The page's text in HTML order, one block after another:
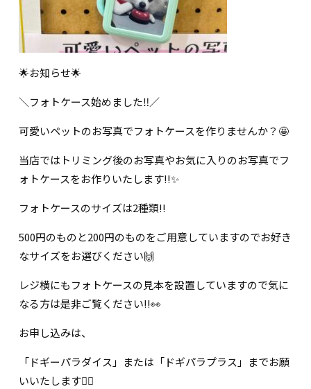
🌟お知らせ🌟
＼フォトケース始めました‼️／
可愛いペットのお写真でフォトケースを作りませんか？🤩
当店ではトリミング後のお写真やお気に入りのお写真でフ
ォトケースをお作りいたします!!✨
フォトケースのサイズは2種類!!
500円のものと200円のものをご用意していますのでお好き
なサイズをお選びください🙌
レジ横にもフォトケースの見本を設置していますので気に
なる方は是非ご覧ください!!👀
お申し込みは、
「ドギーパラダイス」または「ドギパラプラス」までお願
いいたします🙇‍♀️